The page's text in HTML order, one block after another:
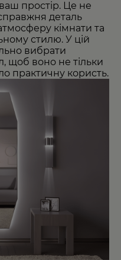
простір. Це не
деталь
кімнати та
стилю. У цій
вибрати
щоб воно не тільки
практичну користь.